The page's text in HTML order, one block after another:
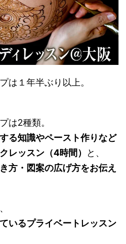
は１年半ぶり以上。
は2種類。
る知識やペースト作りなど
レッスン（4時間）
と、
方・図案の広げ方をお伝え
いるプライベートレッスン